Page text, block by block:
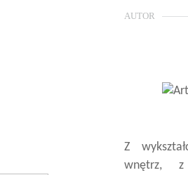
AUTOR
Z
wnętrz, z